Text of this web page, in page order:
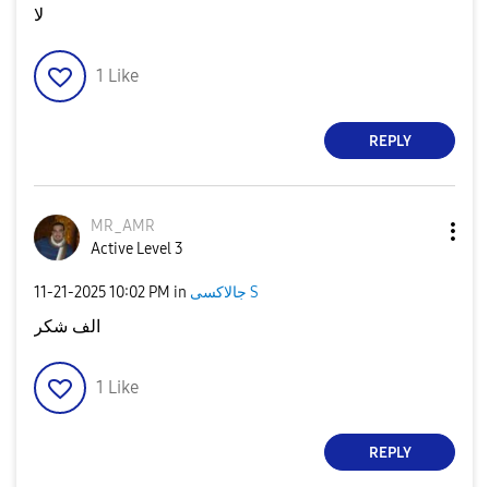
لا
1 Like
REPLY
MR_AMR
Active Level 3
‎11-21-202510:02 PM in جالاكسى S
الف شكر
1 Like
REPLY